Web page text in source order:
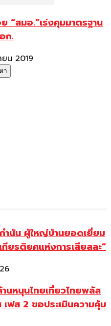
“สมอ.”เร่งคุมมาตรฐาน
ก.
น 2019
ำนัน ผู้ใหญ่บ้านยอดเยี่ยม
ยรติยศแห่งการเสียสละ”
หนุนไทยเที่ยวไทยพลัส
เฟส 2 ขอประเมินความคุ้ม